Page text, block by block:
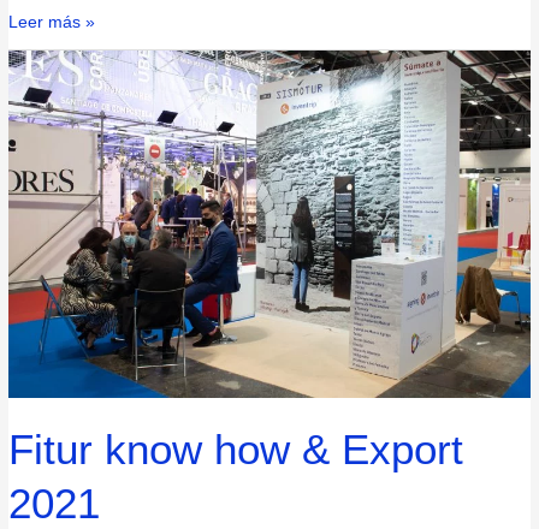
Leer más »
Fitur know how & Export
2021
Fitur
know
how
&
Export
2021